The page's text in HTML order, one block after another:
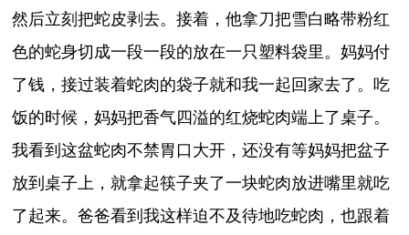
然后立刻把蛇皮剥去。接着，他拿刀把雪白略带粉红
色的蛇身切成一段一段的放在一只塑料袋里。妈妈付
了钱，接过装着蛇肉的袋子就和我一起回家去了。吃
饭的时候，妈妈把香气四溢的红烧蛇肉端上了桌子。
我看到这盆蛇肉不禁胃口大开，还没有等妈妈把盆子
放到桌子上，就拿起筷子夹了一块蛇肉放进嘴里就吃
了起来。爸爸看到我这样迫不及待地吃蛇肉，也跟着